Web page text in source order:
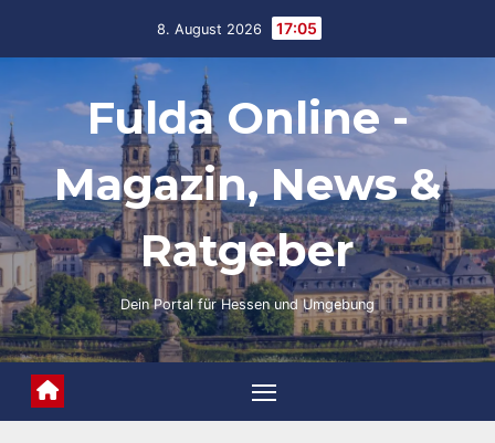
8. August 2026 17:05
Fulda Online -
Magazin, News &
Ratgeber
Dein Portal für Hessen und Umgebung